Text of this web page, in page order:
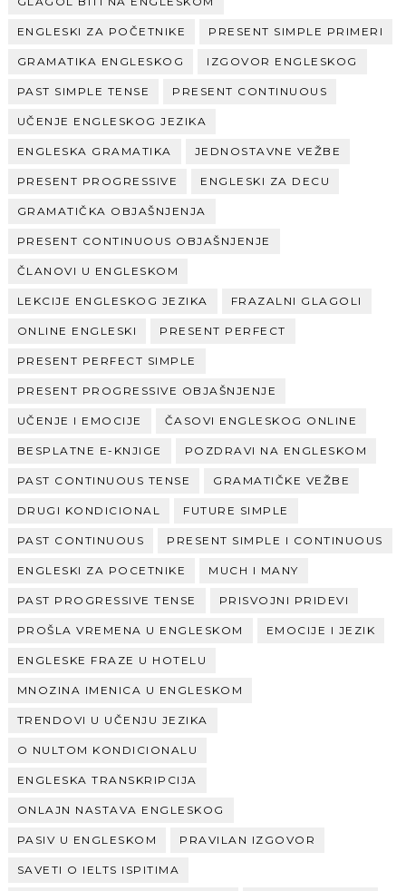
ENGLESKI ZA POČETNIKE PRESENT SIMPLE PRIMERI
GRAMATIKA ENGLESKOG IZGOVOR ENGLESKOG
PAST SIMPLE TENSE PRESENT CONTINUOUS
UČENJE ENGLESKOG JEZIKA
ENGLESKA GRAMATIKA JEDNOSTAVNE VEŽBE
PRESENT PROGRESSIVE ENGLESKI ZA DECU
GRAMATIČKA OBJAŠNJENJA
PRESENT CONTINUOUS OBJAŠNJENJE
ČLANOVI U ENGLESKOM
LEKCIJE ENGLESKOG JEZIKA FRAZALNI GLAGOLI
ONLINE ENGLESKI PRESENT PERFECT
PRESENT PERFECT SIMPLE
PRESENT PROGRESSIVE OBJAŠNJENJE
UČENJE I EMOCIJE ČASOVI ENGLESKOG ONLINE
BESPLATNE E-KNJIGE POZDRAVI NA ENGLESKOM
PAST CONTINUOUS TENSE GRAMATIČKE VEŽBE
DRUGI KONDICIONAL FUTURE SIMPLE
PAST CONTINUOUS PRESENT SIMPLE I CONTINUOUS
ENGLESKI ZA POCETNIKE MUCH I MANY
PAST PROGRESSIVE TENSE PRISVOJNI PRIDEVI
PROŠLA VREMENA U ENGLESKOM EMOCIJE I JEZIK
ENGLESKE FRAZE U HOTELU
MNOZINA IMENICA U ENGLESKOM
TRENDOVI U UČENJU JEZIKA
O NULTOM KONDICIONALU
ENGLESKA TRANSKRIPCIJA
ONLAJN NASTAVA ENGLESKOG
PASIV U ENGLESKOM PRAVILAN IZGOVOR
SAVETI O IELTS ISPITIMA